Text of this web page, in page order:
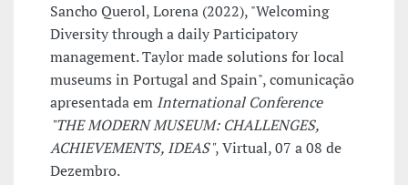
Sancho Querol, Lorena (2022), "Welcoming
Diversity through a daily Participatory
management. Taylor made solutions for local
museums in Portugal and Spain", comunicação
apresentada em International Conference
"THE MODERN MUSEUM: CHALLENGES,
ACHIEVEMENTS, IDEAS", Virtual, 07 a 08 de
Dezembro.